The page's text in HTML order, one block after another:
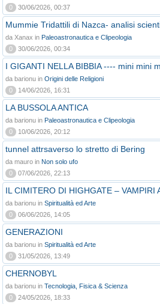
0
30/06/2026, 00:37
Mummie Tridattili di Nazca- analisi
da Xanax in Paleoastronautica e Clipeologia
0
30/06/2026, 00:34
I GIGANTI NELLA BIBBIA ---- mini mini
da barionu in Origini delle Religioni
0
14/06/2026, 16:31
LA BUSSOLA ANTICA
da barionu in Paleoastronautica e Clipeologia
0
10/06/2026, 20:12
tunnel attrsaverso lo stretto di Bering
da mauro in Non solo ufo
0
07/06/2026, 22:13
IL CIMITERO DI HIGHGATE – VAMPIRI
da barionu in Spiritualità ed Arte
0
06/06/2026, 14:05
GENERAZIONI
da barionu in Spiritualità ed Arte
0
31/05/2026, 13:49
CHERNOBYL
da barionu in Tecnologia, Fisica & Scienza
0
24/05/2026, 18:33